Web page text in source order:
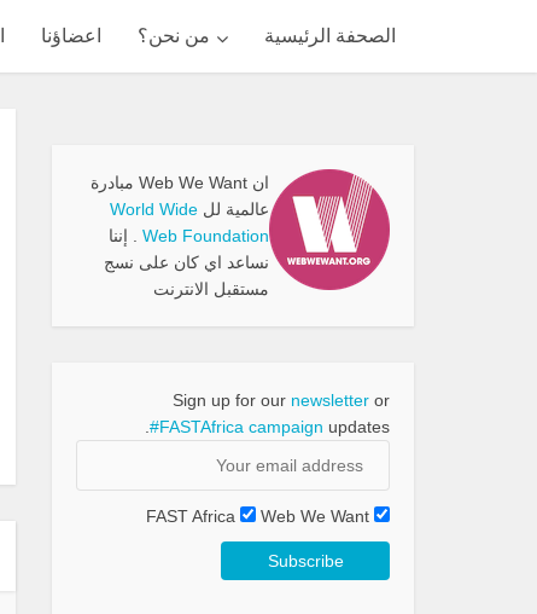
الصحفة الرئيسية من نحن؟ اعضاؤنا
ان Web We Want مبادرة
عالمية لل World Wide
Web Foundation . إننا
نساعد اي كان على نسج
مستقبل الانترنت
Sign up for our newsletter or
#FASTAfrica campaign updates.
FAST Africa Web We Want